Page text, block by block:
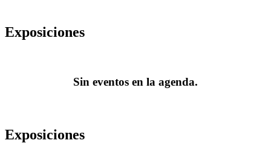
Exposiciones
Sin eventos en la agenda.
Exposiciones